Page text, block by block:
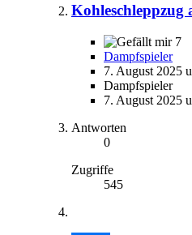
Kohleschleppzug
7
Dampfspieler
7. August 2025
Dampfspieler
7. August 2025
Antworten
0
Zugriffe
545